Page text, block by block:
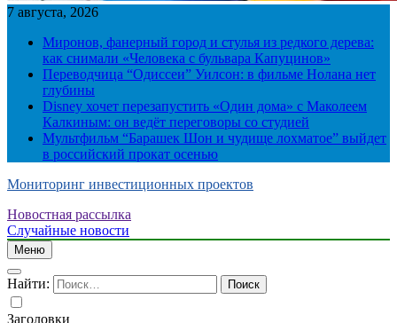
7 августа, 2026
Миронов, фанерный город и стулья из редкого дерева:
как снимали «Человека с бульвара Капуцинов»
Переводчица “Одиссеи” Уилсон: в фильме Нолана нет
глубины
Disney хочет перезапустить «Один дома» с Маколеем
Калкиным: он ведёт переговоры со студией
Мультфильм “Барашек Шон и чудище лохматое” выйдет
в российский прокат осенью
Мониторинг инвестиционных проектов
Новостная рассылка
Случайные новости
Меню
Найти:
Заголовки